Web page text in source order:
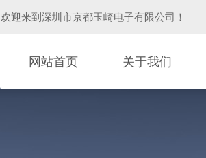
欢迎来到 深圳市京都玉崎电子有限公司 ！
网站首页 关于我们